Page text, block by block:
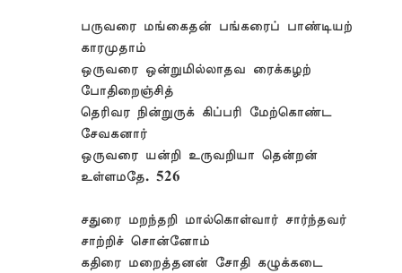
பருவரை மங்கைதன் பங்கரைப் பாண்டியற்
காரமுதாம்
ஒருவரை ஒன்றுமில்லாதவ ரைக்கழற்
போதிறைஞ்சித்
தெரிவர நின்றுருக் கிப்பரி மேற்கொண்ட
சேவகனார்
ஒருவரை யன்றி உருவறியா தென்றன்
உள்ளமதே. 526
சதுரை மறந்தறி மால்கொள்வார் சார்ந்தவர்
சாற்றிச் சொன்னோம்
கதிரை மறைத்தனன் சோதி கழுக்கடை